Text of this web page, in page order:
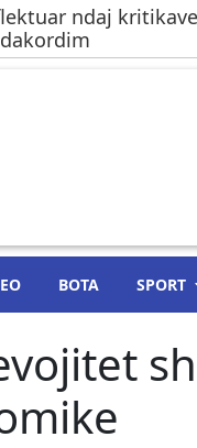
ndaj
BOTA SPORT